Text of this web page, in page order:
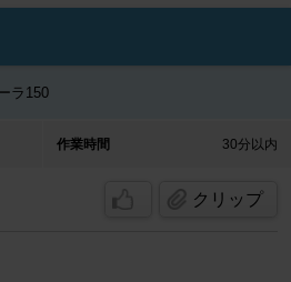
ラ150
作業時間 30分以内
クリップ